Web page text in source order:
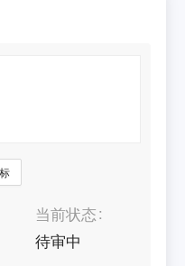
当前状态
待审中